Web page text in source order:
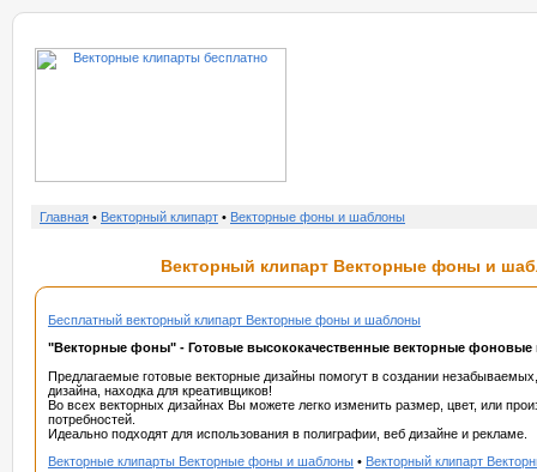
Главная • Векторный клипарт • Векторные фоны и шаблоны
Векторный клипарт Векторные фоны и
Бесплатный векторный клипарт Векторные фоны и шаблоны
"Векторные фоны" - Готовые высококачественные векторные фоновые
Предлагаемые готовые векторные дизайны помогут в создании
дизайна, находка для креативщиков!
Во всех векторных дизайнах Вы можете легко изменить размер, цвет, или
потребностей.
Идеально подходят для использования в полиграфии, веб дизайне и рекламе.
Векторные клипарты Векторные фоны и шаблоны • Векторный клипарт